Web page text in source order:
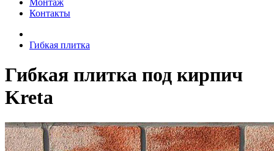
Монтаж
Контакты
Гибкая плитка
Гибкая плитка под кирпич
Kreta